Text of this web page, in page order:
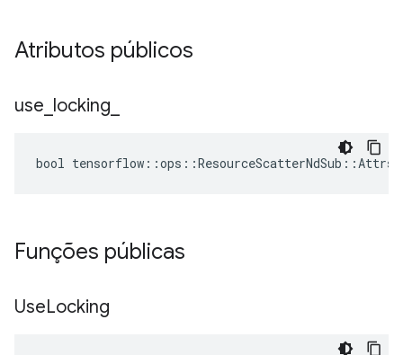
Atributos públicos
use locking
bool
Funções públicas
UseLocking